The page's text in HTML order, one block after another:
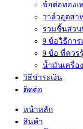
ข้อต่อทองเ
วาล์วอุตสา
รวมชิ้นส่ว
9 ข้อวิธีกา
9 ข้อ ที่ควร
น้ำมันเครื่อ
วิธีชำระเงิน
ติดต่อ
หน้าหลัก
สินค้า